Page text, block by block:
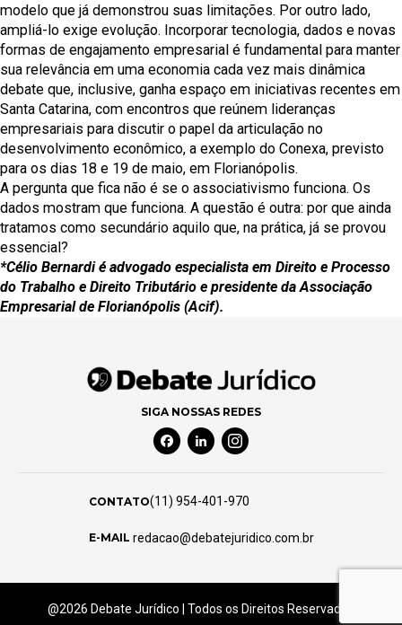
modelo que já demonstrou suas limitações. Por outro lado,
ampliá-lo exige evolução. Incorporar tecnologia, dados e novas
formas de engajamento empresarial é fundamental para manter
sua relevância em uma economia cada vez mais dinâmica
debate que, inclusive, ganha espaço em iniciativas recentes em
Santa Catarina, com encontros que reúnem lideranças
empresariais para discutir o papel da articulação no
desenvolvimento econômico, a exemplo do Conexa, previsto
para os dias 18 e 19 de maio, em Florianópolis.
A pergunta que fica não é se o associativismo funciona. Os
dados mostram que funciona. A questão é outra: por que ainda
tratamos como secundário aquilo que, na prática, já se provou
essencial?
*Célio Bernardi é advogado especialista em Direito e Processo
do Trabalho e Direito Tributário e presidente da Associação
Empresarial de Florianópolis (Acif).
SIGA NOSSAS REDES
Facebook Social Media
Linkedin Social Media
Instagram Social Media
CONTATO(11) 954-401-970
E-MAIL redacao@debatejuridico.com.br
@2026 Debate Jurídico | Todos os Direitos Reservados